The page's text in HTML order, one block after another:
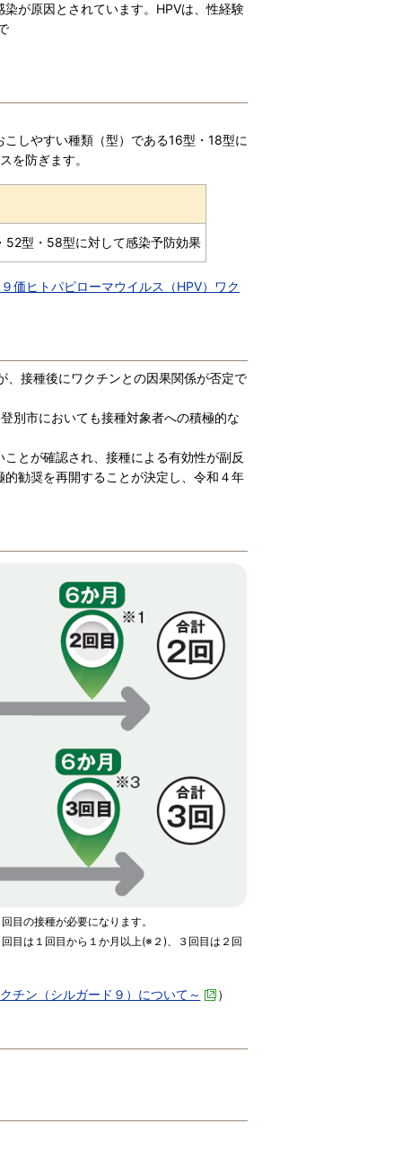
因とされています。HPVは、性経験
しやすい種類（型）である16型・18型に
を防ぎます。
型・58型に対して感染予防効果
価ヒトパピローマウイルス（HPV）ワク
接種後にワクチンとの因果関係が否定で
別市においても接種対象者への積極的な
とが確認され、接種による有効性が副反
勧奨を再開することが決定し、令和４年
の接種が必要になります。
目は１回目から１か月以上(※２)、３回目は２回
チン（シルガード９）について～ ）